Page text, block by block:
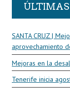
SANTA CRUZ |
aprovechamiento
Mejoras en la
Tenerife inicia